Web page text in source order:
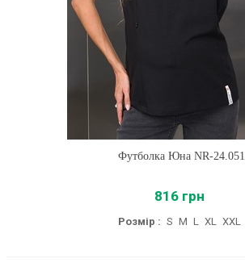
Футболка Юна NR-24.051
816 грн
Розмір : S M L XL XXL